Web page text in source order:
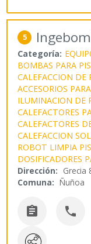
5
Categoría:
BOMBAS PARA
CALEFACCION DE
ACCESORIOS
ILUMINACION DE
CALEFACTORES
CALEFACTORES
CALEFACCION
ROBOT LIMPIA
DOSIFICADORES
Dirección: Grecia
Comuna: Ñuñoa
 